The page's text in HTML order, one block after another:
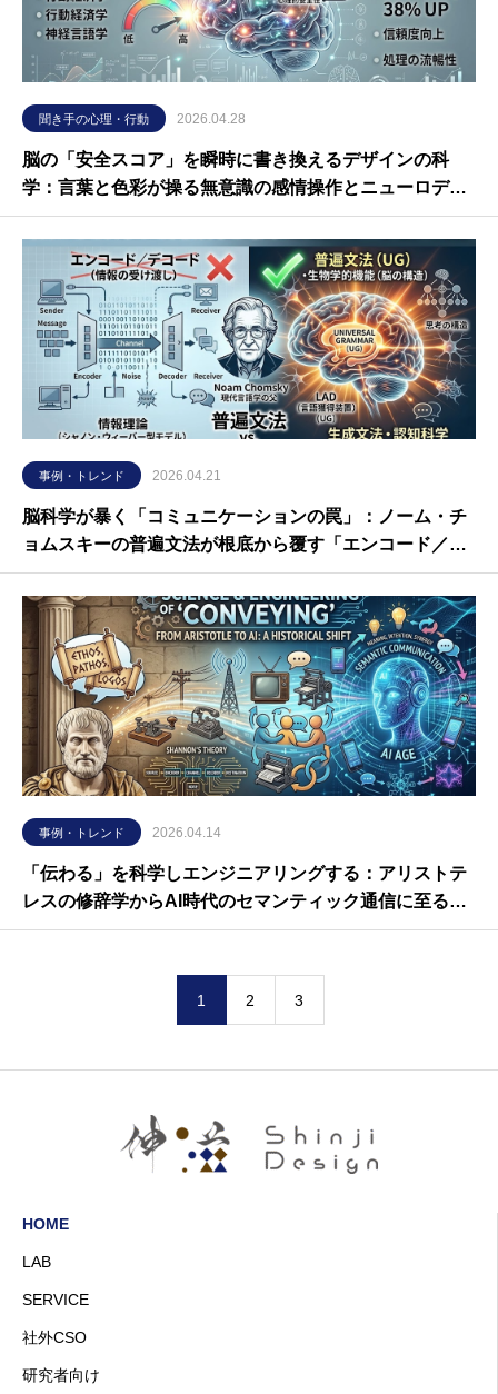
聞き手の心理・行動 2026.04.28
脳の「安全スコア」を瞬時に書き換えるデザインの科
学：言葉と色彩が操る無意識の感情操作とニューロデザ
インの最前線
事例・トレンド 2026.04.21
脳科学が暴く「コミュニケーションの罠」：ノーム・チ
ョムスキーの普遍文法が根底から覆す「エンコード／デ
コード」の真実
事例・トレンド 2026.04.14
「伝わる」を科学しエンジニアリングする：アリストテ
レスの修辞学からAI時代のセマンティック通信に至る歴
史的パラダイムの変遷
1 2 3
HOME
LAB
SERVICE
社外CSO
研究者向け